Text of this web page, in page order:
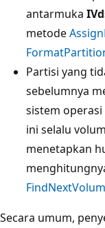
antarmuka
metode
Partisi yang
sebelumnya
sistem
ini selalu
menetapkan
Secara umum,